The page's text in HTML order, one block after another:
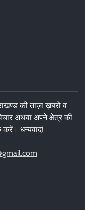
की ताज़ा ख़बरों व
अथवा अपने क्षेत्र की
करें। धन्यवाद!